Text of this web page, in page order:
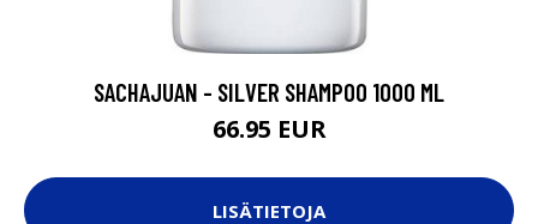
SACHAJUAN - SILVER SHAMPOO 1000 ML
66.95 EUR
LISÄTIETOJA